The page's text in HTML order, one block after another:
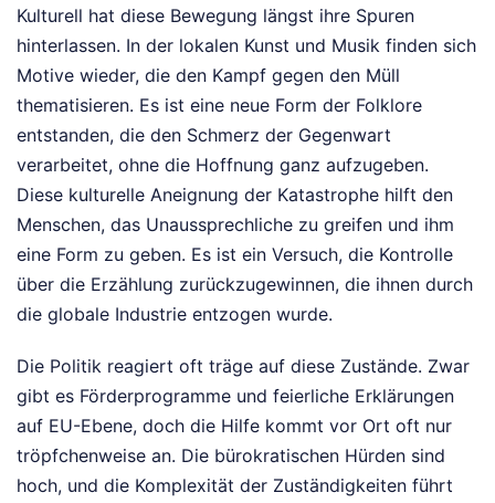
Kulturell hat diese Bewegung längst ihre Spuren
hinterlassen. In der lokalen Kunst und Musik finden sich
Motive wieder, die den Kampf gegen den Müll
thematisieren. Es ist eine neue Form der Folklore
entstanden, die den Schmerz der Gegenwart
verarbeitet, ohne die Hoffnung ganz aufzugeben.
Diese kulturelle Aneignung der Katastrophe hilft den
Menschen, das Unaussprechliche zu greifen und ihm
eine Form zu geben. Es ist ein Versuch, die Kontrolle
über die Erzählung zurückzugewinnen, die ihnen durch
die globale Industrie entzogen wurde.
Die Politik reagiert oft träge auf diese Zustände. Zwar
gibt es Förderprogramme und feierliche Erklärungen
auf EU-Ebene, doch die Hilfe kommt vor Ort oft nur
tröpfchenweise an. Die bürokratischen Hürden sind
hoch, und die Komplexität der Zuständigkeiten führt